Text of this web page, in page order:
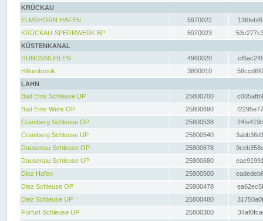
KRÜCKAU
ELMSHORN HAFEN
5970022
KRÜCKAU-SPERRWERK BP
5970023
KÜSTENKANAL
HUNDSMÜHLEN
4960020
Hilkenbrook
3800010
LAHN
Bad Ems Schleuse UP
25800700
Bad Ems Wehr OP
25800690
Cramberg Schleuse OP
25800538
Cramberg Schleuse UP
25800540
Dausenau Schleuse OP
25800678
Dausenau Schleuse UP
25800680
Diez Hafen
25800500
Diez Schleuse OP
25800478
Diez Schleuse UP
25800480
Fürfurt Schleuse UP
25800300